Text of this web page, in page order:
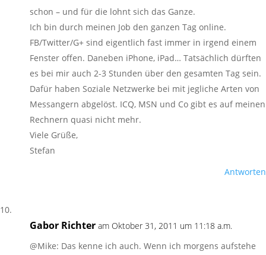
schon – und für die lohnt sich das Ganze.
Ich bin durch meinen Job den ganzen Tag online.
FB/Twitter/G+ sind eigentlich fast immer in irgend einem
Fenster offen. Daneben iPhone, iPad… Tatsächlich dürften
es bei mir auch 2-3 Stunden über den gesamten Tag sein.
Dafür haben Soziale Netzwerke bei mit jegliche Arten von
Messangern abgelöst. ICQ, MSN und Co gibt es auf meinen
Rechnern quasi nicht mehr.
Viele Grüße,
Stefan
Antworten
Gabor Richter am Oktober 31, 2011 um 11:18 a.m.
@Mike: Das kenne ich auch. Wenn ich morgens aufstehe